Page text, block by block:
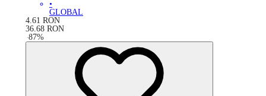
•
GLOBAL
4.61 RON
36.68 RON
-87%